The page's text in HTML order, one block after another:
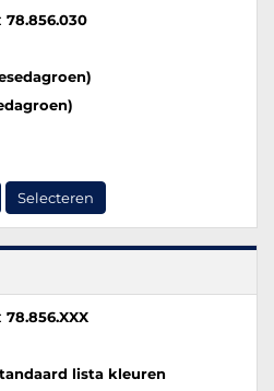
78.856.030
Selecteren
78.856.XXX
lista kleuren